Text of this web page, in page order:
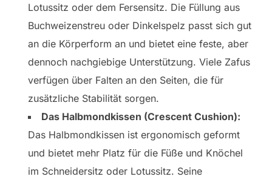
Lotussitz oder dem Fersensitz. Die Füllung aus
Buchweizenstreu oder Dinkelspelz passt sich gut
an die Körperform an und bietet eine feste, aber
dennoch nachgiebige Unterstützung. Viele Zafus
verfügen über Falten an den Seiten, die für
zusätzliche Stabilität sorgen.
Das Halbmondkissen (Crescent Cushion):
Das Halbmondkissen ist ergonomisch geformt
und bietet mehr Platz für die Füße und Knöchel
im Schneidersitz oder Lotussitz. Seine